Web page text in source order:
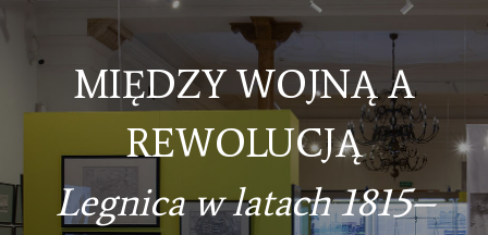
MIĘDZY WOJNĄ A
REWOLUCJĄ
Legnica w latach 1815–